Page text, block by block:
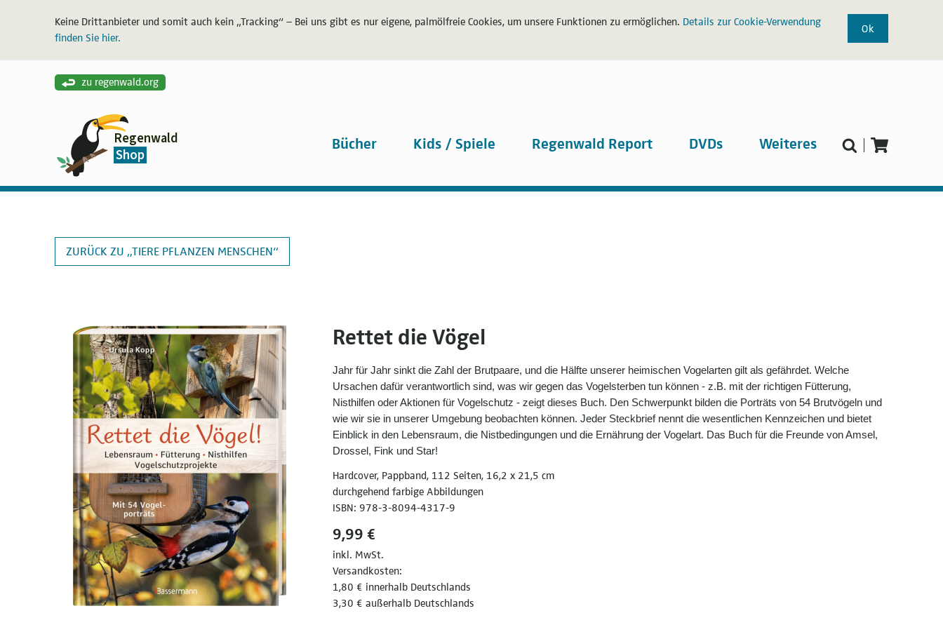
Ok
Keine Drittanbieter und somit auch kein „Tracking“ – Bei uns gibt es nur eigene, palmölfreie Cookies, um unsere Funktionen zu ermöglichen. Details zur Cookie-Verwendung
finden Sie hier.
zu regenwald.org
Regenwald
Shop
Bücher Kids / Spiele Regenwald Report DVDs Weiteres
ZURÜCK ZU „TIERE PFLANZEN MENSCHEN“
Rettet die Vögel
Jahr für Jahr sinkt die Zahl der Brutpaare, und die Hälfte unserer heimischen Vogelarten gilt als gefährdet. Welche
Ursachen dafür verantwortlich sind, was wir gegen das Vogelsterben tun können - z.B. mit der richtigen Fütterung,
Nisthilfen oder Aktionen für Vogelschutz - zeigt dieses Buch. Den Schwerpunkt bilden die Porträts von 54 Brutvögeln und
wie wir sie in unserer Umgebung beobachten können. Jeder Steckbrief nennt die wesentlichen Kennzeichen und bietet
Einblick in den Lebensraum, die Nistbedingungen und die Ernährung der Vogelart. Das Buch für die Freunde von Amsel,
Drossel, Fink und Star!
Hardcover, Pappband, 112 Seiten, 16,2 x 21,5 cm
durchgehend farbige Abbildungen
ISBN: 978-3-8094-4317-9
9,99 €
inkl. MwSt.
Versandkosten:
1,80 € innerhalb Deutschlands
3,30 € außerhalb Deutschlands